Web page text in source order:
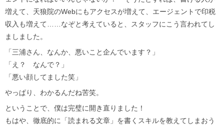
増えて、天狼院のWebにもアクセスが増えて、エージェントで印税
収入も増えて……なぞと考えていると、スタッフにこう言われてし
ましました。
「三浦さん、なんか、悪いこと企んでいます？」
「え？ なんで？」
「悪い顔してました笑」
やっぱり、わかるんだね苦笑。
ということで、僕は完璧に開き直りました！
もはや、徹底的に「読まれる文章」を書くスキルを教えてしまおう